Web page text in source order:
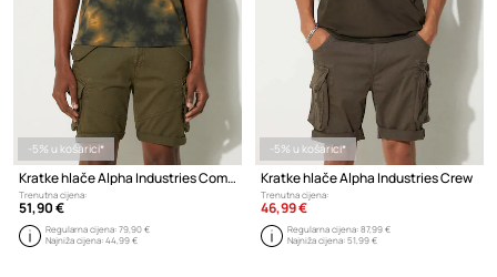
-5% u košarici*
Kratke hlače Alpha Industries Combat Short
Trenutna cijena:
51,90 €
Regularna cijena:79,90 €
Najniža cijena:44,99 €
-5% u košarici*
Kratke hlače Alpha Industries Crew
Trenutna cijena:
46,99 €
Regularna cijena:87,99 €
Najniža cijena:51,99 €